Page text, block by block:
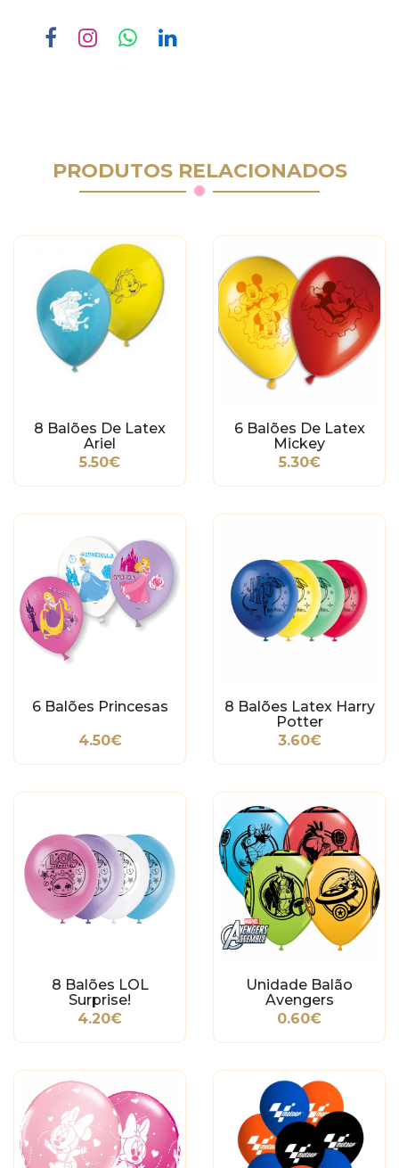
PRODUTOS RELACIONADOS
8 Balões De Latex
Ariel
5.50€
6 Balões De Latex
Mickey
5.30€
6 Balões Princesas
4.50€
8 Balões Latex Harry
Potter
3.60€
8 Balões LOL
Surprise!
4.20€
Unidade Balão
Avengers
0.60€